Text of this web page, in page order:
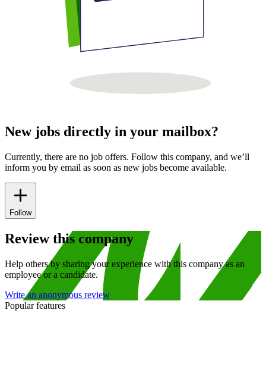
New jobs directly in your mailbox?
Currently, there are no job offers. Follow this company, and we’ll
inform you by email as soon as new jobs become available.
Follow
Review this company
Help others by sharing your experience with this company as an
employee or a candidate.
Write an anonymous review
Popular features